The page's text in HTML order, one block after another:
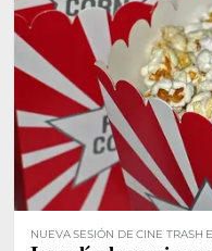
NUEVA SESIÓN DE CINE TRASH